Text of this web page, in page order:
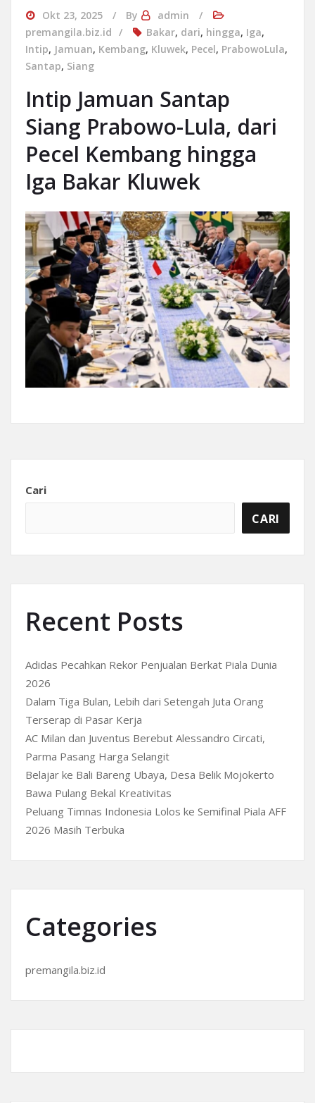
Okt 23, 2025 By
admin
premangila.biz.id
Bakar, dari, hingga, Iga,
Intip, Jamuan, Kembang, Kluwek, Pecel, PrabowoLula,
Santap, Siang
Intip Jamuan Santap
Siang Prabowo-Lula, dari
Pecel Kembang hingga
Iga Bakar Kluwek
Cari
CARI
Recent Posts
Adidas Pecahkan Rekor Penjualan Berkat Piala Dunia
2026
Dalam Tiga Bulan, Lebih dari Setengah Juta Orang
Terserap di Pasar Kerja
AC Milan dan Juventus Berebut Alessandro Circati,
Parma Pasang Harga Selangit
Belajar ke Bali Bareng Ubaya, Desa Belik Mojokerto
Bawa Pulang Bekal Kreativitas
Peluang Timnas Indonesia Lolos ke Semifinal Piala AFF
2026 Masih Terbuka
Categories
premangila.biz.id